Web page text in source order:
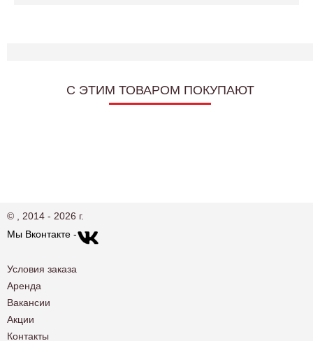
C ЭТИМ ТОВАРОМ ПОКУПАЮТ
© , 2014 - 2026 г.
Мы Вконтакте -
Условия заказа
Аренда
Вакансии
Акции
Контакты